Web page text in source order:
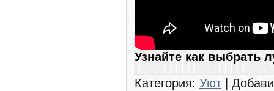
Узнайте как выбрать
Категория: Уют |